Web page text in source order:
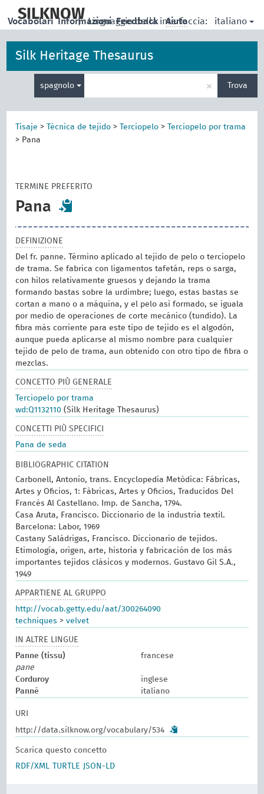
main
SILKNOW
| Linguaggio della interfaccia: italiano
Vocabolari Informazioni Feedback Aiuto
Silk Heritage Thesaurus
spagnolo
per
la
× Trova
Tisaje > Técnica de tejido > Terciopelo >
Terciopelo por trama
> Pana
TERMINE PREFERITO
Pana
DEFINIZIONE
Del fr. panne. Término aplicado al tejido de pelo o terciopelo
de trama. Se fabrica con ligamentos tafetán, reps o sarga,
con hilos relativamente gruesos y dejando la trama
formando bastas sobre la urdimbre; luego, estas bastas se
cortan a mano o a máquina, y el pelo así formado, se iguala
por medio de operaciones de corte mecánico (tundido). La
fibra más corriente para este tipo de tejido es el algodón,
aunque pueda aplicarse al mismo nombre para cualquier
tejido de pelo de trama, aun obtenido con otro tipo de fibra o
mezclas.
CONCETTO PIÙ GENERALE
Terciopelo por trama
wd:Q1132110 (Silk Heritage Thesaurus)
CONCETTI PIÙ SPECIFICI
Pana de seda
BIBLIOGRAPHIC CITATION
Carbonell, Antonio, trans. Encyclopedia Metòdica: Fábricas,
Artes y Oficios, 1: Fàbricas, Artes y Oficios, Traducidos Del
Francés Al Castellano. Imp. de Sancha, 1794.
Casa Aruta, Francisco. Diccionario de la industria textil.
Barcelona: Labor, 1969
Castany Saládrigas, Francisco. Diccionario de tejidos.
Etimología, origen, arte, historia y fabricación de los más
importantes tejidos clásicos y modernos. Gustavo Gil S.A.,
1949
APPARTIENE AL GRUPPO
http://vocab.getty.edu/aat/300264090
techniques >velvet
IN ALTRE LINGUE
Panne (tissu)
francese
pane
Corduroy
inglese
Panné
italiano
URI
http://data.silknow.org/vocabulary/534
Scarica questo concetto
RDF/XML
TURTLE JSON-LD